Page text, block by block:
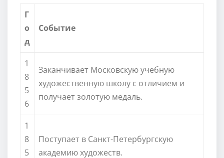
Г
о
д
Событие
1
8
5
6
Заканчивает Московскую учебную
художественную школу с отличием и
получает золотую медаль.
1
8
5
Поступает в Санкт-Петербургскую
академию художеств.